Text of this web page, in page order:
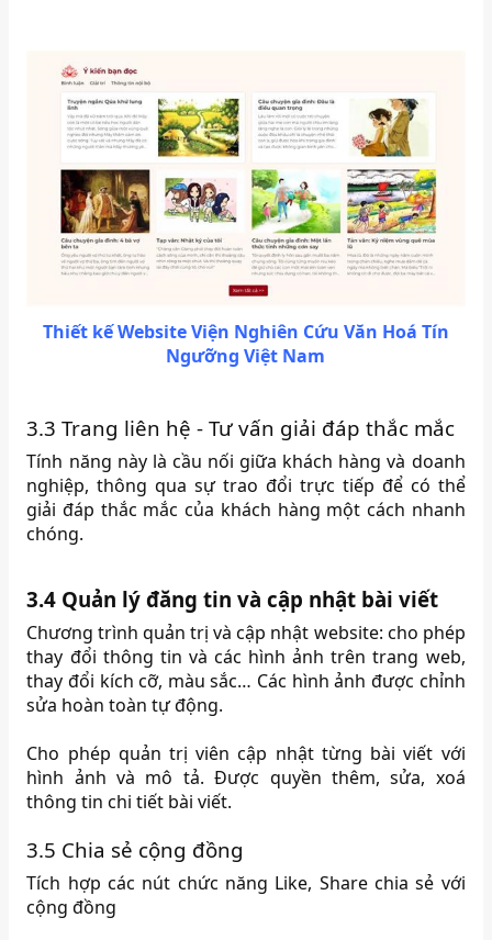
Thiết kế Website Viện Nghiên Cứu Văn Hoá Tín
Ngưỡng Việt Nam
3.3 Trang liên hệ - Tư vấn giải đáp thắc mắc
Tính năng này là cầu nối giữa khách hàng và doanh
nghiệp, thông qua sự trao đổi trực tiếp để có thể
giải đáp thắc mắc của khách hàng một cách nhanh
chóng.
3.4 Quản lý đăng tin và cập nhật bài viết
Chương trình quản trị và cập nhật website: cho phép
thay đổi thông tin và các hình ảnh trên trang web,
thay đổi kích cỡ, màu sắc… Các hình ảnh được chỉnh
sửa hoàn toàn tự động.
Cho phép quản trị viên cập nhật từng bài viết với
hình ảnh và mô tả. Được quyền thêm, sửa, xoá
thông tin chi tiết bài viết.
3.5 Chia sẻ cộng đồng
Tích hợp các nút chức năng Like, Share chia sẻ với
cộng đồng